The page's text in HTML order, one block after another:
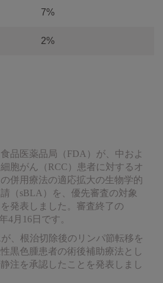
7%
2%
品医薬品局（FDA）が、中およ
胞がん（RCC）患者に対するオ
併用療法の適応拡大の生物学的
（sBLA）を、優先審査の対象
発表しました。審査終了の
4月16日です。
、根治切除後のリンパ節転移を
黒色腫患者の術後補助療法とし
注を承認したことを発表しまし